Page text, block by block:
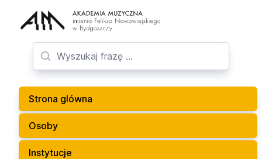
Strona glówna
Osoby
Instytucje